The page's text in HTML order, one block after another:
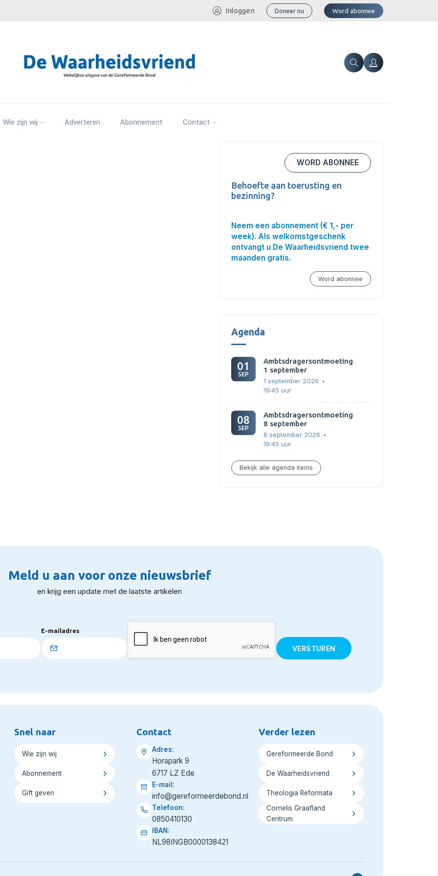
Inloggen Doneer nu Word abonnee
Wie zijn wij Adverteren Abonnement Contact
WORD ABONNEE
Behoefte aan toerusting en
bezinning?
Neem een abonnement (€ 1,- per
week). Als welkomstgeschenk
ontvangt u De Waarheidsvriend twee
maanden gratis.
Word abonnee
Agenda
01
SEP
Ambtsdragersontmoeting
1 september
1 september 2026
19:45 uur
08
SEP
Ambtsdragersontmoeting
8 september
8 september 2026
19:45 uur
Bekijk alle agenda items
Meld u aan voor onze nieuwsbrief
en krijg een update met de laatste artikelen
E-mailadres
Snel naar
Wie zijn wij
Abonnement
Gift geven
Contact
Adres:
Horapark 9
6717 LZ Ede
E-mail:
info@gereformeerdebond.nl
Telefoon:
0850410130
IBAN:
NL98INGB0000138421
Verder lezen
Gereformeerde Bond
De Waarheidsvriend
Theologia Reformata
Cornelis Graafland
Centrum